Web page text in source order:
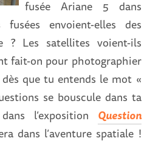
fusée Ariane 5 dans
fusées envoient-elles des
? Les satellites voient-ils
fait-on pour photographier
que tu entends le mot «
se bouscule dans ta
l’exposition Question
dans l’aventure spatiale !